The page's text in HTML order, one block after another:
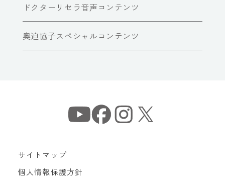
ドクターリセラ音声コンテンツ
奥迫協子スペシャルコンテンツ
サイトマップ
個人情報保護方針